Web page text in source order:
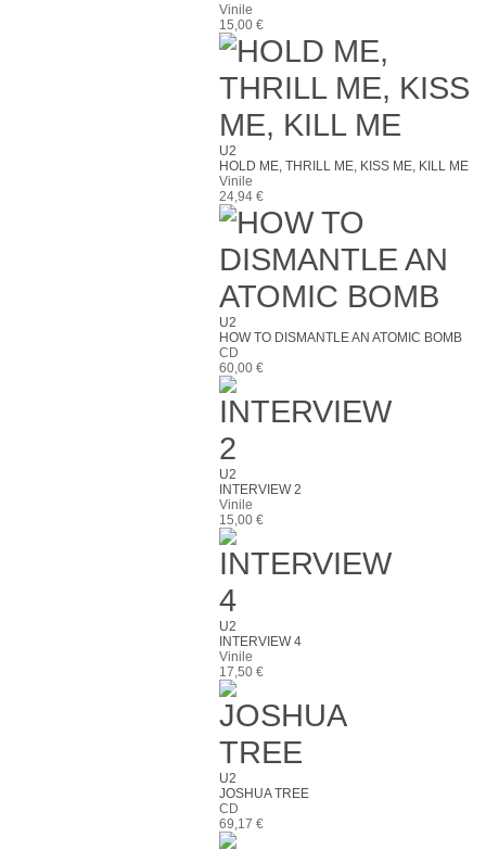
Vinile
15,00 €
U2
HOLD ME, THRILL ME, KISS ME, KILL ME
Vinile
24,94 €
U2
HOW TO DISMANTLE AN ATOMIC BOMB
CD
60,00 €
U2
INTERVIEW 2
Vinile
15,00 €
U2
INTERVIEW 4
Vinile
17,50 €
U2
JOSHUA TREE
CD
69,17 €